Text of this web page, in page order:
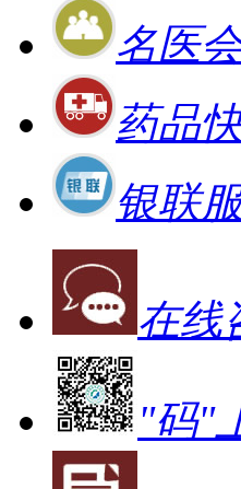
名医
药品
银联
在线
"码"